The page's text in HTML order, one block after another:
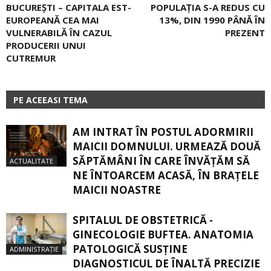
BUCUREŞTI – CAPITALA EST-
EUROPEANĂ CEA MAI
VULNERABILĂ ÎN CAZUL
PRODUCERII UNUI
CUTREMUR
POPULAȚIA S-A REDUS CU
13%, DIN 1990 PÂNĂ ÎN
PREZENT
PE ACEEASI TEMA
ACTUALITATE
AM INTRAT ÎN POSTUL ADORMIRII
MAICII DOMNULUI. URMEAZĂ DOUĂ
SĂPTĂMÂNI ÎN CARE ÎNVĂŢĂM SĂ
NE ÎNTOARCEM ACASĂ, ÎN BRAŢELE
MAICII NOASTRE
ADMINISTRAȚIE
SPITALUL DE OBSTETRICĂ -
GINECOLOGIE BUFTEA. ANATOMIA
PATOLOGICĂ SUSŢINE
DIAGNOSTICUL DE ÎNALTĂ PRECIZIE